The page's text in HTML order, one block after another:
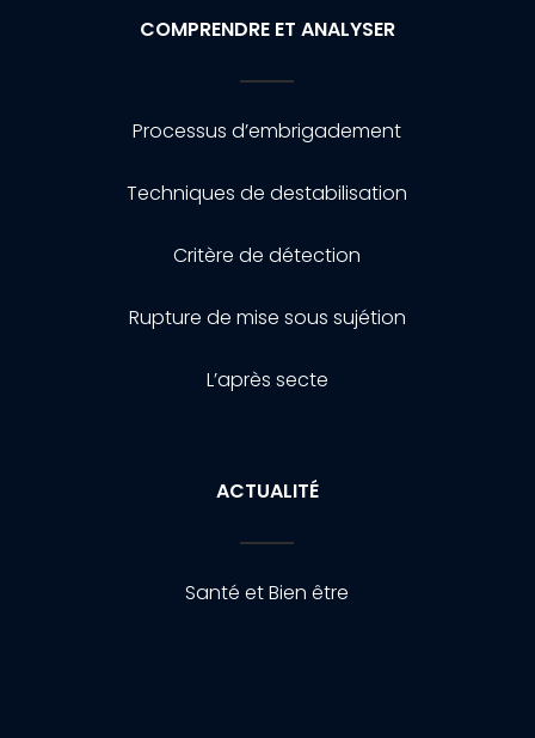
COMPRENDRE ET ANALYSER
Processus d’embrigadement
Techniques de destabilisation
Critère de détection
Rupture de mise sous sujétion
L’après secte
ACTUALITÉ
Santé et Bien être